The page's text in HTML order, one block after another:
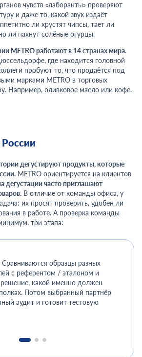
чувств «лаборанты» проверяют
и даже то, какой звук издаёт
ли хрустят чипсы, тает ли
ли пахнут солёные огурцы.
METRO работают в 14 странах мира.
где находится головной
пробуют то, что продаётся под
марками METRO в торговых
Например, оливковое масло или кофе.
дегустируют продукты, которые
METRO ориентируется на клиентов
дегустации часто приглашают
В отличие от команды офиса, у
их просят проверить, удобен ли
в работе. А проверка команды
три этапа:
Сравниваются образцы разных
с референтом / эталоном и
какой именно должен
Потом выбранный партнёр
аудит и готовит тестовую